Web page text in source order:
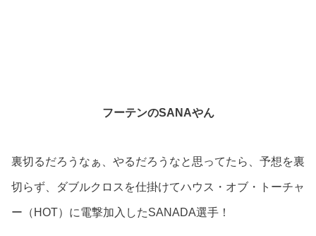
フーテンのSANAやん
裏切るだろうなぁ、やるだろうなと思ってたら、予想を裏
切らず、ダブルクロスを仕掛けてハウス・オブ・トーチャ
ー（HOT）に電撃加入したSANADA選手！